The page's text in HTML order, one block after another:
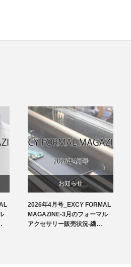
お知らせ
チーフ
2026年4月号_EXCY FORMAL
MAGAZINE-3月のフォーマル
アクセサリー販売状況-繊…